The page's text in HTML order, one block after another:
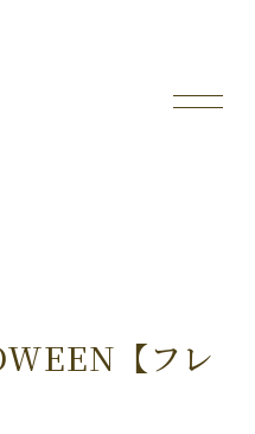
【フレ